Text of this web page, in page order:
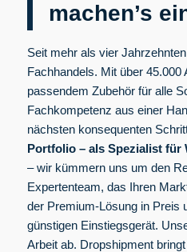
machen’s
Seit mehr als vier
Fachhandels. Mit über 45.000
passendem Zubehör für alle
Fachkompetenz aus einer
nächsten konsequenten
Portfolio – als Spezialist für
– wir kümmern uns um den
Expertenteam, das Ihren
der Premium-Lösung in Preis
günstigen Einstiegsgerät.
Arbeit ab. Dropshipment